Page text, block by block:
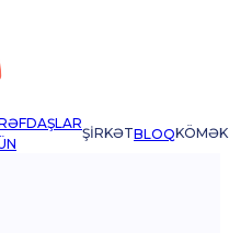
ŞIRKƏTBLOQKÖMƏK